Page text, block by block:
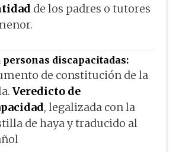
de los padres o tutores
personas discapacitadas:
de constitución de la
Veredicto de
, legalizada con la
de haya y traducido al